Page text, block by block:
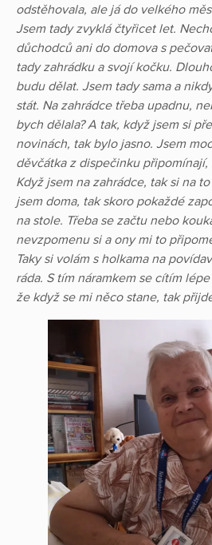
odstěhovala, ale já do velkého
Jsem tady zvyklá čtyřicet let.
důchodců ani do domova s
tady zahrádku a svojí kočku.
budu dělat. Jsem tady sama a
stát. Na zahrádce třeba upadnu,
bych dělala? A tak, když jsem si
novinách, tak bylo jasno. Jsem
děvčátka z dispečinku připomínají,
Když jsem na zahrádce, tak si na
jsem doma, tak skoro pokaždé
na stole. Třeba se začtu nebo
nevzpomenu si a ony mi to
Taky si volám s holkama na
ráda. S tím náramkem se cítím
že když se mi něco stane, tak